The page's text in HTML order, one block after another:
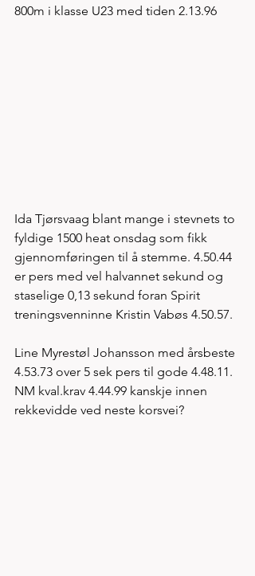
800m i klasse U23 med tiden 2.13.96
Ida Tjørsvaag blant mange i stevnets to
fyldige 1500 heat onsdag som fikk
gjennomføringen til å stemme. 4.50.44
er pers med vel halvannet sekund og
staselige 0,13 sekund foran Spirit
treningsvenninne Kristin Vabøs 4.50.57.
Line Myrestøl Johansson med årsbeste
4.53.73 over 5 sek pers til gode 4.48.11.
NM kval.krav 4.44.99 kanskje innen
rekkevidde ved neste korsvei?